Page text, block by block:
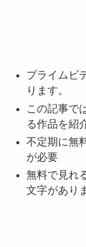
プライムビ
ります。
この記事で
る作品を紹
不定期に無
が必要
無料で見れ
文字があり